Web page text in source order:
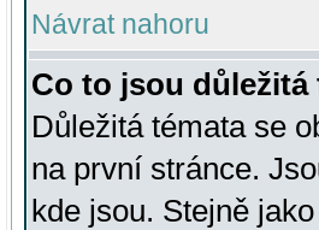
Návrat nahoru
Co to jsou důležitá
Důležitá témata se
na první stránce.
kde jsou. Stejně